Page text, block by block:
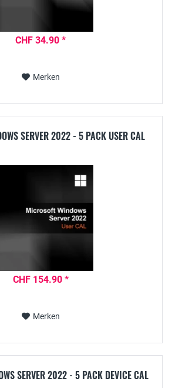
CHF 34.90 *
Merken
SERVER 2022 - 5 PACK USER CAL
CHF 154.90 *
Merken
SERVER 2022 - 5 PACK DEVICE CAL